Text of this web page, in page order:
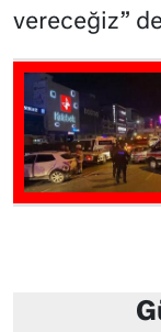
vereceğiz”